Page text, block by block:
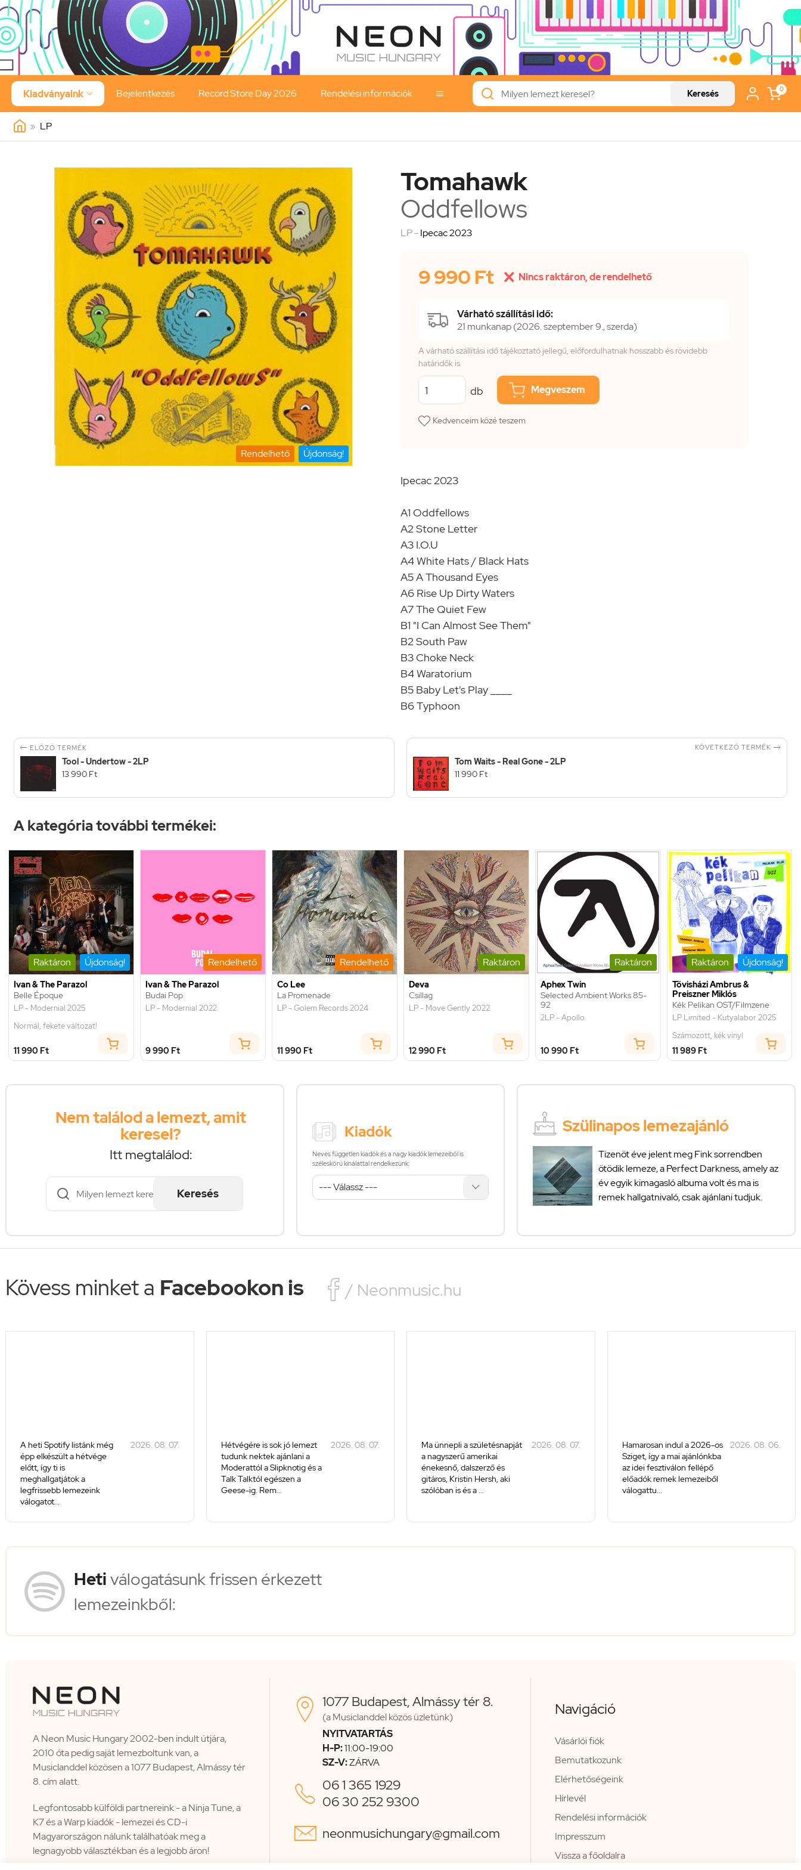
Kiadványaink  Bejelentkezés Record Store Day 2026 Rendelési információk  Keresés 0
» LP
Rendelhető Újdonság!
Tomahawk
Oddfellows
LP -Ipecac 2023
9 990 Ft  Nincs raktáron, de rendelhető
Várható szállítási idő:
21 munkanap (2026. szeptember 9., szerda)
A várható szállítási idő tájékoztató jellegű, előfordulhatnak hosszabb és rövidebb
határidők is
db Megveszem
Kedvenceim közé teszem
Ipecac 2023
A1 Oddfellows
A2 Stone Letter
A3 I.O.U
A4 White Hats / Black Hats
A5 A Thousand Eyes
A6 Rise Up Dirty Waters
A7 The Quiet Few
B1 "I Can Almost See Them"
B2 South Paw
B3 Choke Neck
B4 Waratorium
B5 Baby Let's Play ____
B6 Typhoon
 ELŐZŐ TERMÉK
Tool - Undertow - 2LP
13 990 Ft
KÖVETKEZŐ TERMÉK 
Tom Waits - Real Gone - 2LP
11 990 Ft
A kategória további termékei:
Raktáron Újdonság!
Ivan & The Parazol
Belle Époque
LP - Modernial 2025
Normál, fekete változat!
11 990 Ft
Rendelhető
Ivan & The Parazol
Budai Pop
LP - Modernial 2022
9 990 Ft
Rendelhető
Co Lee
La Promenade
LP - Golem Records 2024
11 990 Ft
Raktáron
Deva
Csillag
LP - Move Gently 2022
12 990 Ft
Raktáron
Aphex Twin
Selected Ambient Works 85-
92
2LP - Apollo
10 990 Ft
Raktáron Újdonság!
Tövisházi Ambrus &
Preiszner Miklós
Kék Pelikan OST/Filmzene
LP Limited - Kutyalabor 2025
Számozott, kék vinyl
11 989 Ft
Nem találod a lemezt, amit
keresel?
Itt megtalálod:
Keresés
Kiadók
Neves független kiadók és a nagy kiadók lemezeiből is
széleskörű kínálattal rendelkezünk:
Szülinapos lemezajánló
Tizenöt éve jelent meg Fink sorrendben
ötödik lemeze, a Perfect Darkness, amely az
év egyik kimagasló albuma volt és ma is
remek hallgatnivaló, csak ajánlani tudjuk.
Kövess minket a Facebookon is  / Neonmusic.hu
A heti Spotify listánk még
épp elkészült a hétvége
előtt, így ti is
meghallgatjátok a
legfrissebb lemezeink
válogatot...
2026. 08. 07.
Hétvégére is sok jó lemezt
tudunk nektek ajánlani a
Moderattól a Slipknotig és a
Talk Talktól egészen a
Geese-ig. Rem...
2026. 08. 07.
Ma ünnepli a születésnapját
a nagyszerű amerikai
énekesnő, dalszerző és
gitáros, Kristin Hersh, aki
szólóban is és a ...
2026. 08. 07.
Hamarosan indul a 2026-os
Sziget, így a mai ajánlónkba
az idei fesztiválon fellépő
előadók remek lemezeiből
válogattu...
2026. 08. 06.
Hetiválogatásunk frissen érkezett
lemezeinkből:
A Neon Music Hungary 2002-ben indult útjára,
2010 óta pedig saját lemezboltunk van, a
Musiclanddel közösen a 1077 Budapest, Almássy tér
8. cím alatt.
Legfontosabb külföldi partnereink - a Ninja Tune, a
K7 és a Warp kiadók - lemezei és CD-i
Magyarországon nálunk találhatóak meg a
legnagyobb választékban és a legjobb áron!
 1077 Budapest, Almássy tér 8.
(a Musiclanddel közös üzletünk)
NYITVATARTÁS
H-P:11:00-19:00
SZ-V:ZÁRVA
 06 1 365 1929
06 30 252 9300
 neonmusichungary@gmail.com
Navigáció
Vásárlói fiók
Bemutatkozunk
Elérhetőségeink
Hírlevél
Rendelési információk
Impresszum
Vissza a főoldalra